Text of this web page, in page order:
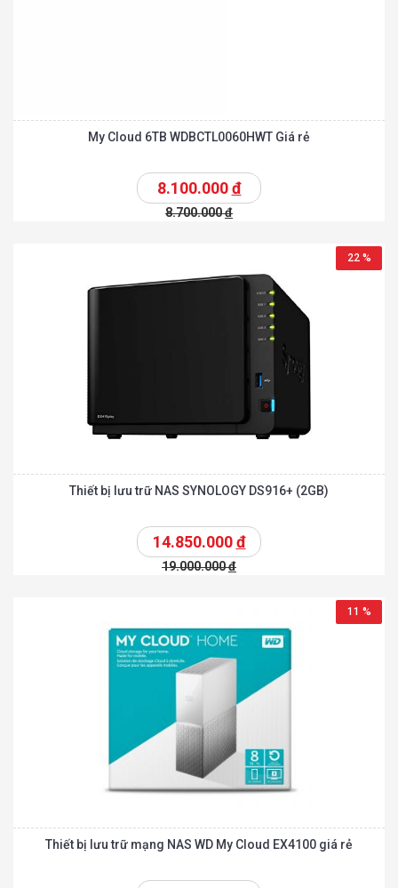
My Cloud 6TB WDBCTL0060HWT Giá rẻ
8.100.000đ
8.700.000đ
22 %
Thiết bị lưu trữ NAS SYNOLOGY DS916+ (2GB)
14.850.000đ
19.000.000đ
11 %
Thiết bị lưu trữ mạng NAS WD My Cloud EX4100 giá rẻ